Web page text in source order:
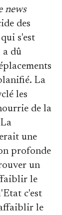
news
des
s'est
a dû
La
les
de la
une
profonde
un
le
c'est
le